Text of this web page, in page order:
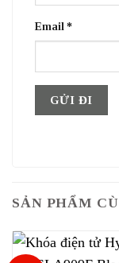
Email *
SẢN PHẨM